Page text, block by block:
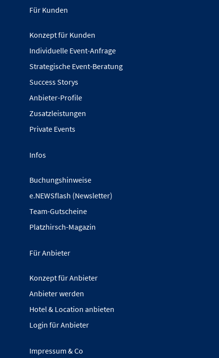
Für Kunden
Konzept für Kunden
Individuelle Event-Anfrage
Strategische Event-Beratung
Success Storys
Anbieter-Profile
Zusatzleistungen
Private Events
Infos
Buchungshinweise
e.NEWSflash (Newsletter)
Team-Gutscheine
Platzhirsch-Magazin
Für Anbieter
Konzept für Anbieter
Anbieter werden
Hotel & Location anbieten
Login für Anbieter
Impressum & Co